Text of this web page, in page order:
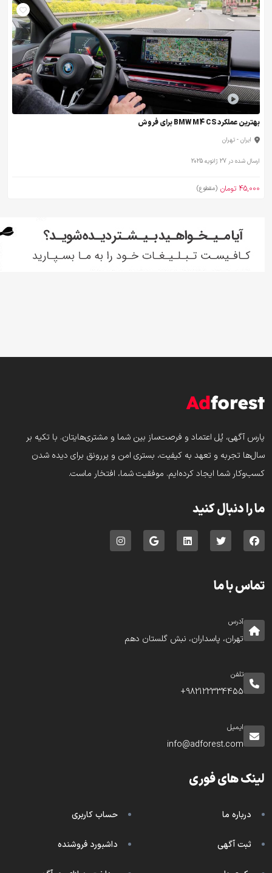
بهترین عملکرد BMW M4 CS برای فروش
ایران - تهران
ارسال شده در 27 ژانویه 2025
45,000 تومان (مقطوع)
پارس‌ آگهی، پُل اعتماد و فرصت‌ساز بین شما و مشتری‌هایتان. با تکیه بر
سال‌ها تجربه و تعهد به کیفیت، بستری امن و پررونق برای دیده شدن
کسب‌وکار شما ایجاد کرده‌ایم. موفقیت شما، افتخار ماست.
ما را دنبال کنید
تماس با ما
آدرس
تهران، پاسداران، نبش گلستان دهم
تلفن
982122334455+
ایمیل
info@adforest.com
لینک های فوری
درباره ما
ثبت آگهی
حساب کاربری
داشبورد فروشنده